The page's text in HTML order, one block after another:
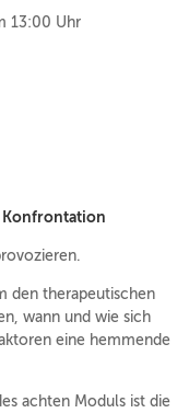
13:00 Uhr
Konfrontation
den therapeutischen
wann und wie sich
eine hemmende
achten Moduls ist die